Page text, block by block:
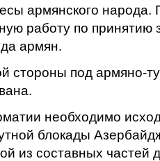
армянского народа.
работу по принятию
армян.
стороны под армяно-
необходимо
блокады
из составных частей